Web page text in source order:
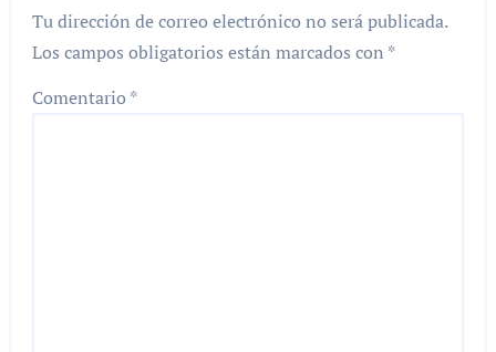
Tu dirección de correo electrónico no será publicada.
Los campos obligatorios están marcados con *
Comentario *